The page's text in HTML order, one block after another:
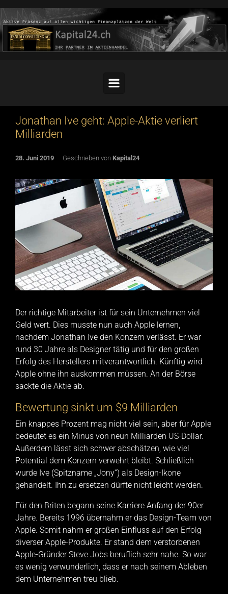
Skip to main content
Jonathan Ive geht: Apple-Aktie verliert
Milliarden
28. Juni 2019 Geschrieben von Kapital24
Der richtige Mitarbeiter ist für sein Unternehmen viel
Geld wert. Dies musste nun auch Apple lernen,
nachdem Jonathan Ive den Konzern verlässt. Er war
rund 30 Jahre als Designer tätig und für den großen
Erfolg des Herstellers mitverantwortlich. Künftig wird
Apple ohne ihn auskommen müssen. An der Börse
sackte die Aktie ab.
Bewertung sinkt um $9 Milliarden
Ein knappes Prozent mag nicht viel sein, aber für Apple
bedeutet es ein Minus von neun Milliarden US-Dollar.
Außerdem lässt sich schwer abschätzen, wie viel
Potential dem Konzern verwehrt bleibt. Schließlich
wurde Ive (Spitzname „Jony“) als Design-Ikone
gehandelt. Ihn zu ersetzen dürfte nicht leicht werden.
Für den Briten begann seine Karriere Anfang der 90er
Jahre. Bereits 1996 übernahm er das Design-Team von
Apple. Somit nahm er großen Einfluss auf den Erfolg
diverser Apple-Produkte. Er stand dem verstorbenen
Apple-Gründer Steve Jobs beruflich sehr nahe. So war
es wenig verwunderlich, dass er nach seinem Ableben
dem Unternehmen treu blieb.